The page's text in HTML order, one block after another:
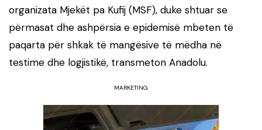
organizata Mjekët pa Kufij (MSF), duke shtuar se
përmasat dhe ashpërsia e epidemisë mbeten të
paqarta për shkak të mangësive të mëdha në
testime dhe logjistikë, transmeton Anadolu.
MARKETING